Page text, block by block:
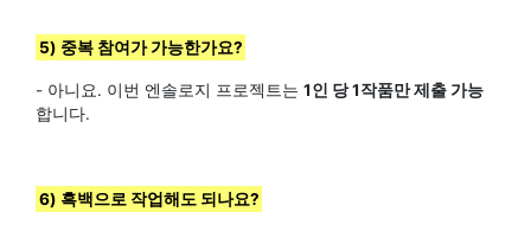
5) 중복 참여가 가능한가요?
- 아니요. 이번 엔솔로지 프로젝트는 1인 당 1작품만 제출 가능
합니다.
6) 흑백으로 작업해도 되나요?